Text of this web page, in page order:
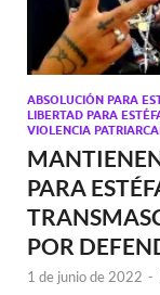
ABSOLUCIÓN PARA
LIBERTAD PARA
VIOLENCIA
PARA
POR
1 de junio de 2022 -